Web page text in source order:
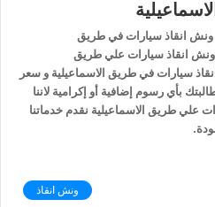
انقاذ سيارات في طريق
لأننا ارخص ونش انقاذ سيارات علي طريق
سيارات في طريق الاسماعيلية و سعر
بأي رسوم إضافية أو إكرامية لاننا
انقاذ سيارات علي طريق الاسماعيلية نقدم خدماتنا
ونش انقاذ